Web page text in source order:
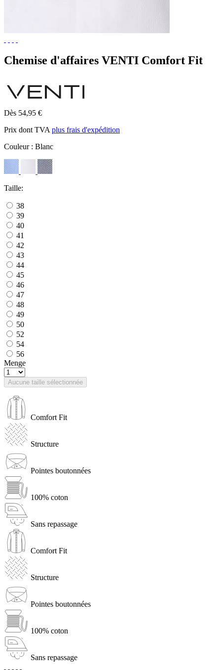
Chemise d'affaires VENTI Comfort Fit
Dès 54,95 €
Prix dont TVA plus frais d'expédition
Couleur : Blanc
Taille:
38
39
40
41
42
43
44
45
46
47
48
49
50
52
54
56
Menge
Aucune taille sélectionnée
Comfort Fit
Structure
Pointes boutonnées
100% coton
Sans repassage
Comfort Fit
Structure
Pointes boutonnées
100% coton
Sans repassage